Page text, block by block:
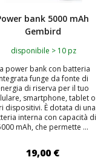
bank 5000 mAh
Gembird
disponibile > 10 pz
power bank con batteria
funge da fonte di
di riserva per il tuo
smartphone, tablet o
dispositivi. È dotata di una
interna con capacità di
mAh, che permette ...
19,00 €